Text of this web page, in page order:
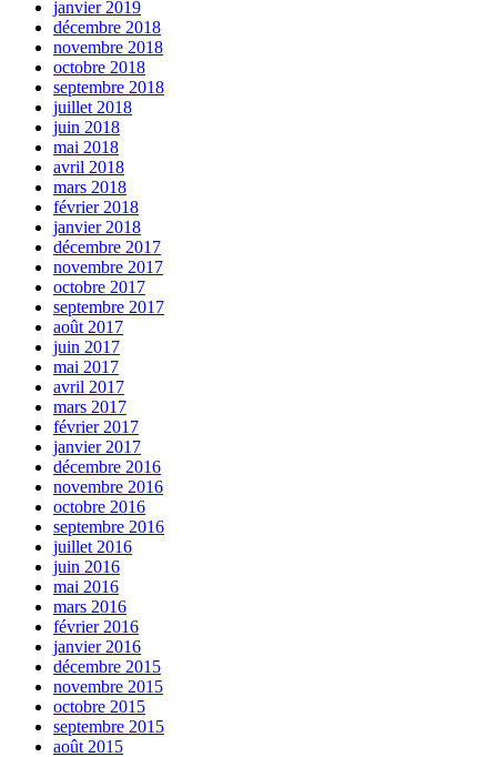
janvier 2019
décembre 2018
novembre 2018
octobre 2018
septembre 2018
juillet 2018
juin 2018
mai 2018
avril 2018
mars 2018
février 2018
janvier 2018
décembre 2017
novembre 2017
octobre 2017
septembre 2017
août 2017
juin 2017
mai 2017
avril 2017
mars 2017
février 2017
janvier 2017
décembre 2016
novembre 2016
octobre 2016
septembre 2016
juillet 2016
juin 2016
mai 2016
mars 2016
février 2016
janvier 2016
décembre 2015
novembre 2015
octobre 2015
septembre 2015
août 2015